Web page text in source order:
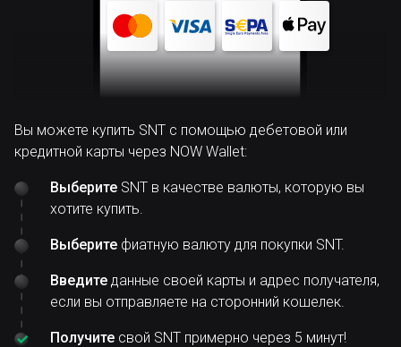
Вы можете купить SNT с помощью дебетовой или
кредитной карты через NOW Wallet:
Выберите SNT в качестве валюты, которую вы
хотите купить.
Выберите фиатную валюту для покупки SNT.
Введите данные своей карты и адрес получателя,
если вы отправляете на сторонний кошелек.
Получите свой SNT примерно через 5 минут!